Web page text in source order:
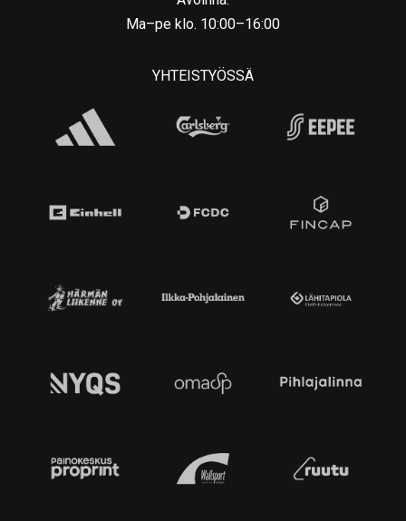
Ma–pe klo. 10:00–16:00
YHTEISTYÖSSÄ